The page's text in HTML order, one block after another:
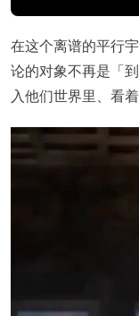
在这个离谱的平行
论的对象不再是「
入他们世界里、看